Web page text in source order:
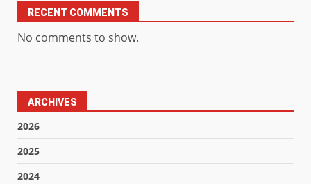
RECENT COMMENTS
No comments to show.
ARCHIVES
2026
2025
2024